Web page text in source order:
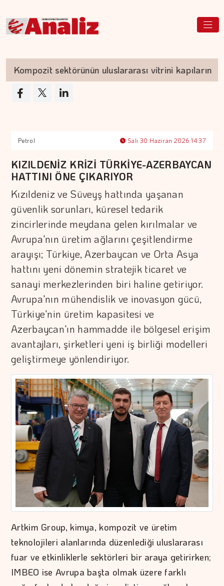
sektörünün uluslararası vitrini kapılarını
Petrol Salı 30 Haziran 2026 14:37
KIZILDENİZ KRİZİ TÜRKİYE-AZERBAYCAN
HATTINI ÖNE ÇIKARIYOR
Kızıldeniz ve Süveyş hattında yaşanan
güvenlik sorunları, küresel tedarik
zincirlerinde meydana gelen kırılmalar ve
Avrupa'nın üretim ağlarını çeşitlendirme
arayışı; Türkiye, Azerbaycan ve Orta Asya
hattını yeni dönemin stratejik ticaret ve
sanayi merkezlerinden biri haline getiriyor.
Avrupa'nın mühendislik ve inovasyon gücü,
Türkiye'nin üretim kapasitesi ve
Azerbaycan'ın hammadde ile bölgesel erişim
avantajları, şirketleri yeni iş birliği modelleri
geliştirmeye yönlendiriyor.
Artkim Group, kimya, kompozit ve üretim
teknolojileri alanlarında düzenlediği uluslararası
fuar ve etkinliklerle sektörleri bir araya getirirken;
IMBEO ise Avrupa başta olmak üzere farklı